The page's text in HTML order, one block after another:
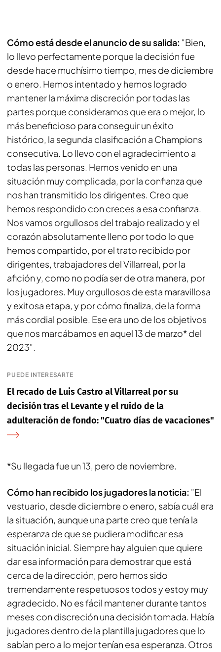
Cómo está desde el anuncio de su salida: "Bien,
lo llevo perfectamente porque la decisión fue
desde hace muchísimo tiempo, mes de diciembre
o enero. Hemos intentado y hemos logrado
mantener la máxima discreción por todas las
partes porque consideramos que era o mejor, lo
más beneficioso para conseguir un éxito
histórico, la segunda clasificación a Champions
consecutiva. Lo llevo con el agradecimiento a
todas las personas. Hemos venido en una
situación muy complicada, por la confianza que
nos han transmitido los dirigentes. Creo que
hemos respondido con creces a esa confianza.
Nos vamos orgullosos del trabajo realizado y el
corazón absolutamente lleno por todo lo que
hemos compartido, por el trato recibido por
dirigentes, trabajadores del Villarreal, por la
afición y, como no podía ser de otra manera, por
los jugadores. Muy orgullosos de esta maravillosa
y exitosa etapa, y por cómo finaliza, de la forma
más cordial posible. Ese era uno de los objetivos
que nos marcábamos en aquel 13 de marzo* del
2023".
PUEDE INTERESARTE
El recado de Luis Castro al Villarreal por su
decisión tras el Levante y el ruido de la
adulteración de fondo: "Cuatro días de vacaciones"
*Su llegada fue un 13, pero de noviembre.
Cómo han recibido los jugadores la noticia: "El
vestuario, desde diciembre o enero, sabía cuál era
la situación, aunque una parte creo que tenía la
esperanza de que se pudiera modificar esa
situación inicial. Siempre hay alguien que quiere
dar esa información para demostrar que está
cerca de la dirección, pero hemos sido
tremendamente respetuosos todos y estoy muy
agradecido. No es fácil mantener durante tantos
meses con discreción una decisión tomada. Había
jugadores dentro de la plantilla jugadores que lo
sabían pero a lo mejor tenían esa esperanza. Otros